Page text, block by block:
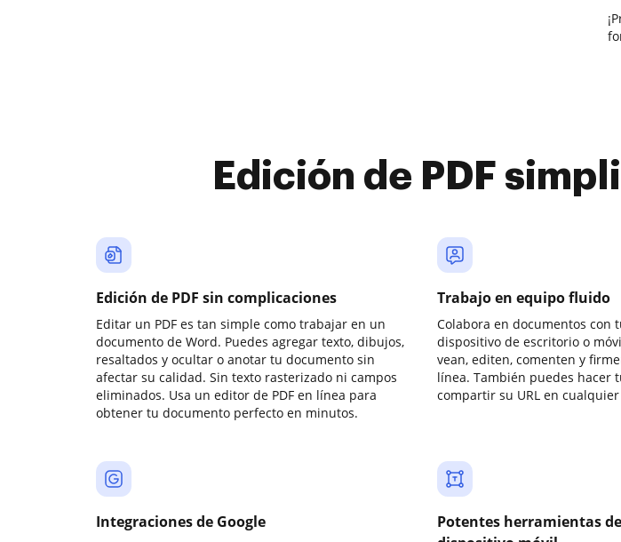
Edición de PDF
Edición de PDF sin complicaciones
Editar un PDF es tan simple como trabajar en un
documento de Word. Puedes agregar texto, dibujos,
resaltados y ocultar o anotar tu documento sin
afectar su calidad. Sin texto rasterizado ni campos
eliminados. Usa un editor de PDF en línea para
obtener tu documento perfecto en minutos.
Trabajo en equipo fluido
Colabora en documentos con
dispositivo de escritorio o
vean, editen, comenten y
línea. También puedes hacer
compartir su URL en
Integraciones de Google
Potentes herramientas